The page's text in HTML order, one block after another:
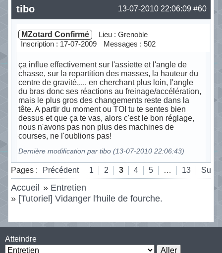
Hors ligne #60
13-07-2010 22:06:09
tibo
MZotard Confirmé
Lieu : Grenoble
Inscription : 17-07-2009
Messages : 502
ça influe effectivement sur l'assiette et l'angle de
chasse, sur la repartition des masses, la hauteur du
centre de gravité,.... en cherchant plus loin, l'angle
du bras donc ses réactions au freinage/accélération,
mais le plus gros des changements reste dans la
tête. A partir du moment ou TOI tu te sentes bien
dessus et que ça te vas, alors c'est le bon réglage,
nous n'avons pas non plus des machines de
courses, ne l'oublions pas!
Dernière modification par tibo (13-07-2010 22:06:43)
Hors ligne
Pages : Précédent 1 2 3 4 5 … 13
Accueil » Entretien
» [Tutoriel] Vidanger l'huile de fourche.
Atteindre